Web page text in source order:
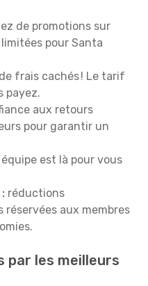
de promotions sur
pour Santa
frais cachés ! Le tarif
payez.
aux retours
pour garantir un
est là pour vous
réductions
aux membres
par les meilleurs